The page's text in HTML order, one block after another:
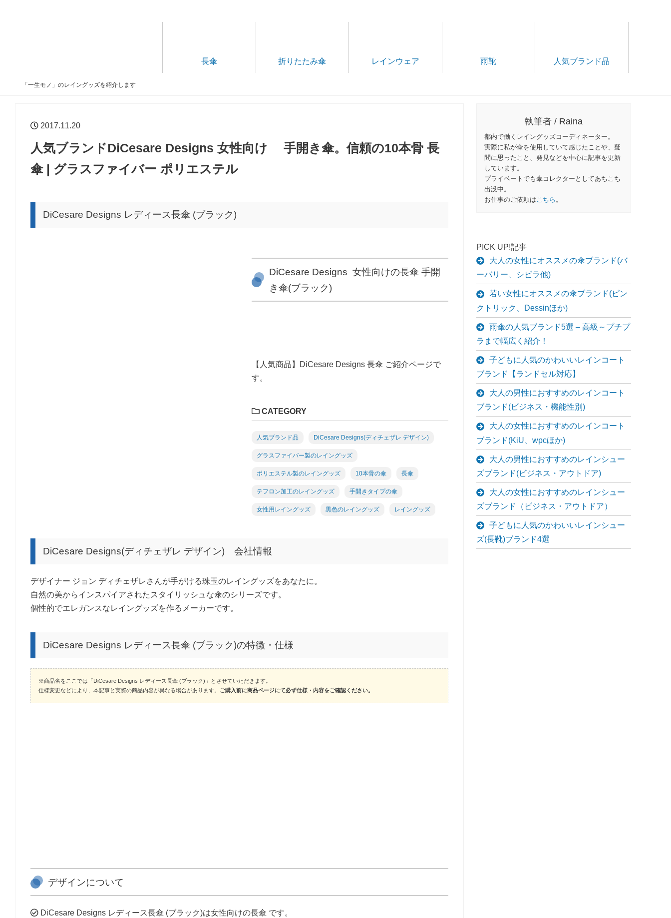
「一生モノ」のレイングッズを紹介します
長傘 折りたたみ傘 レインウェア 雨靴 人気ブランド品
2017.11.20
人気ブランドDiCesare Designs 女性向け 手開き傘。信頼の10本骨 長
傘 | グラスファイバー ポリエステル
DiCesare Designs レディース長傘 (ブラック)
DiCesare Designs 女性向けの長傘 手開
き傘(ブラック)
【人気商品】DiCesare Designs 長傘 ご紹介ページで
す。
CATEGORY
人気ブランド品 DiCesare Designs(ディチェザレ デザイン)
グラスファイバー製のレイングッズ
ポリエステル製のレイングッズ 10本骨の傘 長傘
テフロン加工のレイングッズ 手開きタイプの傘
女性用レイングッズ 黒色のレイングッズ レイングッズ
DiCesare Designs(ディチェザレ デザイン) 会社情報
デザイナー ジョン ディチェザレさんが手がける珠玉のレイングッズをあなたに。
自然の美からインスパイアされたスタイリッシュな傘のシリーズです。
個性的でエレガンスなレイングッズを作るメーカーです。
DiCesare Designs レディース長傘 (ブラック)の特徴・仕様
※商品名をここでは「DiCesare Designs レディース長傘 (ブラック)」とさせていただきます。
仕様変更などにより、本記事と実際の商品内容が異なる場合があります。 ご購入前に商品ページにて必ず仕様・内容をご確認ください。
デザインについて
DiCesare Designs レディース長傘 (ブラック)は女性向けの長傘 です。
執筆者 / Raina
都内で働くレイングッズコーディネーター。
実際に私が傘を使用していて感じたことや、疑
問に思ったこと、発見などを中心に記事を更新
しています。
プライベートでも傘コレクターとしてあちこち
出没中。
お仕事のご依頼はこちら 。
PICK UP!記事
大人の女性にオススメの傘ブランド(バ
ーバリー、シビラ他)
若い女性にオススメの傘ブランド(ピン
クトリック、Dessinほか)
雨傘の人気ブランド5選 – 高級～プチプ
ラまで幅広く紹介！
子どもに人気のかわいいレインコート
ブランド【ランドセル対応】
大人の男性におすすめのレインコート
ブランド(ビジネス・機能性別)
大人の女性におすすめのレインコート
ブランド(KiU、wpcほか)
大人の男性におすすめのレインシュー
ズブランド(ビジネス・アウトドア)
大人の女性におすすめのレインシュー
ズブランド（ビジネス・アウトドア）
子どもに人気のかわいいレインシュー
ズ(長靴)ブランド4選